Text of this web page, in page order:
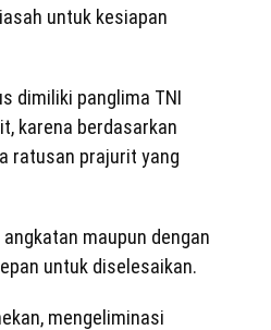
untuk kesiapan
dimiliki panglima TNI
karena berdasarkan
ratusan prajurit yang
maupun dengan
untuk diselesaikan.
mengeliminasi